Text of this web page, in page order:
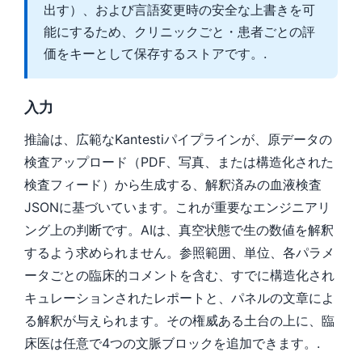
出す）、および言語変更時の安全な上書きを可
能にするため、クリニックごと・患者ごとの評
価をキーとして保存するストアです。.
入力
推論は、広範なKantestiパイプラインが、原データの
検査アップロード（PDF、写真、または構造化された
検査フィード）から生成する、解釈済みの血液検査
JSONに基づいています。これが重要なエンジニアリ
ング上の判断です。AIは、真空状態で生の数値を解釈
するよう求められません。参照範囲、単位、各パラメ
ータごとの臨床的コメントを含む、すでに構造化され
キュレーションされたレポートと、パネルの文章によ
る解釈が与えられます。その権威ある土台の上に、臨
床医は任意で4つの文脈ブロックを追加できます。.